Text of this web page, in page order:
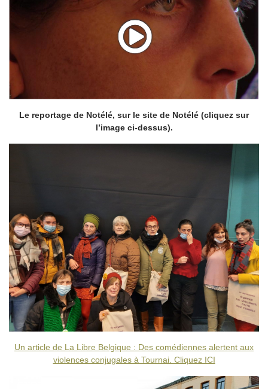
Le reportage de Notélé, sur le site de Notélé (cliquez sur
l’image ci-dessus).
Un article de La Libre Belgique : Des comédiennes alertent aux
violences conjugales à Tournai. Cliquez ICI